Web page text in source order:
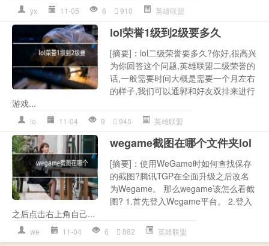
yx 11-05 6 910 英雄联盟
lol荣誉1级到2级要多久
[摘要]：lol二级荣誉要多久?你好,很高兴
为你回答这个问题,英雄联盟二级荣誉的
话,一般需要时间大概是需要一个月左右
的样子,我们可以通郭和好友双排来进行
游戏...
lo 11-04 9 945 英雄联盟
wegame截图在哪个文件夹lol
[摘要]：使用WeGame时如何查找保存
的截图?腾讯TGP在全面升级之后改名
为Wegame。 那么wegame该怎么看截
图? 1.首先登入Wegame平台。 2.登入
之后点击右上角自己...
we 11-04 6 882 英雄联盟